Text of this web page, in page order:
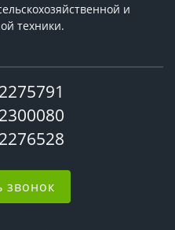
и
техники.
звонок